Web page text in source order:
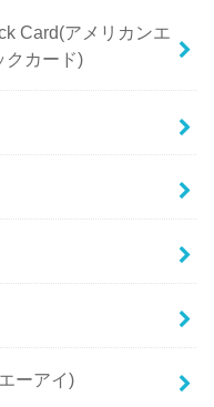
Card(アメリカンエ
クカード)
ーアイ)